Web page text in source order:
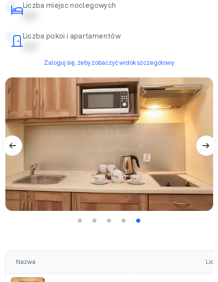
Liczba miejsc noclegowych
| | | | |
Liczba pokoi i apartamentów
| | | | |
Zaloguj się, żeby zobaczyć widok szczegółowy
Nazwa